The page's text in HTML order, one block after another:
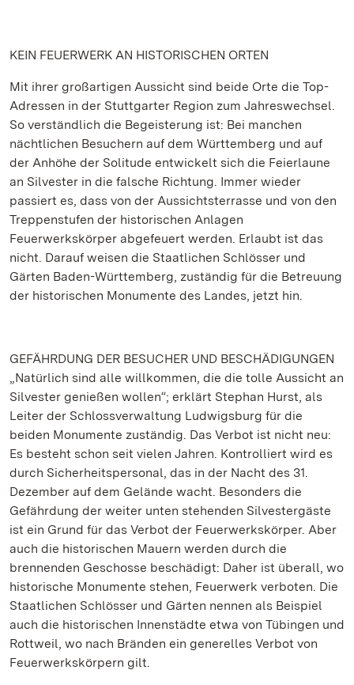
KEIN FEUERWERK AN HISTORISCHEN ORTEN
Mit ihrer großartigen Aussicht sind beide Orte die Top-
Adressen in der Stuttgarter Region zum Jahreswechsel.
So verständlich die Begeisterung ist: Bei manchen
nächtlichen Besuchern auf dem Württemberg und auf
der Anhöhe der Solitude entwickelt sich die Feierlaune
an Silvester in die falsche Richtung. Immer wieder
passiert es, dass von der Aussichtsterrasse und von den
Treppenstufen der historischen Anlagen
Feuerwerkskörper abgefeuert werden. Erlaubt ist das
nicht. Darauf weisen die Staatlichen Schlösser und
Gärten Baden-Württemberg, zuständig für die Betreuung
der historischen Monumente des Landes, jetzt hin.
GEFÄHRDUNG DER BESUCHER UND BESCHÄDIGUNGEN
„Natürlich sind alle willkommen, die die tolle Aussicht an
Silvester genießen wollen“; erklärt Stephan Hurst, als
Leiter der Schlossverwaltung Ludwigsburg für die
beiden Monumente zuständig. Das Verbot ist nicht neu:
Es besteht schon seit vielen Jahren. Kontrolliert wird es
durch Sicherheitspersonal, das in der Nacht des 31.
Dezember auf dem Gelände wacht. Besonders die
Gefährdung der weiter unten stehenden Silvestergäste
ist ein Grund für das Verbot der Feuerwerkskörper. Aber
auch die historischen Mauern werden durch die
brennenden Geschosse beschädigt: Daher ist überall, wo
historische Monumente stehen, Feuerwerk verboten. Die
Staatlichen Schlösser und Gärten nennen als Beispiel
auch die historischen Innenstädte etwa von Tübingen und
Rottweil, wo nach Bränden ein generelles Verbot von
Feuerwerkskörpern gilt.